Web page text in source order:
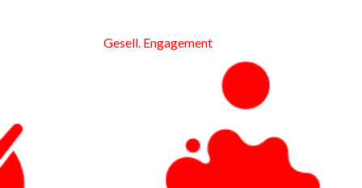
Gesell. Engagement